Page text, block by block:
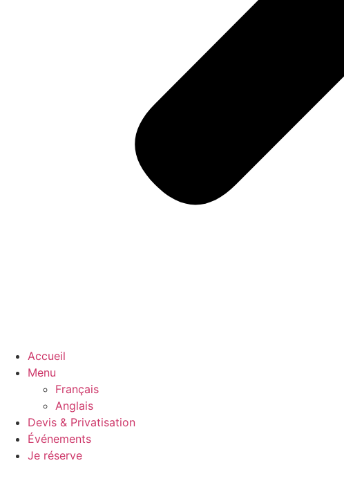
Accueil
Menu
Français
Anglais
Devis & Privatisation
Événements
Je réserve